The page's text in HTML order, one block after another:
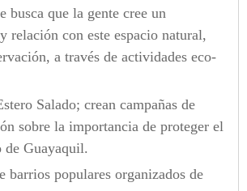
busca que la gente cree un
relación con este espacio natural,
a través de actividades eco-
Salado; crean campañas de
sobre la importancia de proteger el
de Guayaquil.
barrios populares organizados de